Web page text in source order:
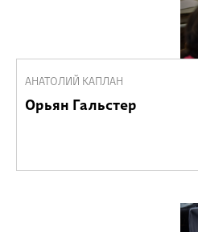
Орьян Гальстер
АНАТОЛИЙ КАПЛАН